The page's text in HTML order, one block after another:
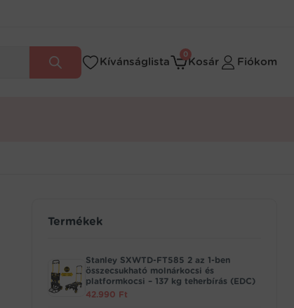
Kívánságlista
0
Kosár Fiókom
Termékek
Stanley SXWTD-FT585 2 az 1-ben
összecsukható molnárkocsi és
platformkocsi – 137 kg teherbírás (EDC)
42.990 Ft